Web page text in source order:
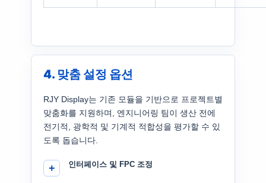
4. 맞춤 설정 옵션
RJY Display는 기존 모듈을 기반으로 프로젝트별
맞춤화를 지원하며, 엔지니어링 팀이 생산 전에
전기적, 광학적 및 기계적 적합성을 평가할 수 있
도록 돕습니다.
인터페이스 및 FPC 조정